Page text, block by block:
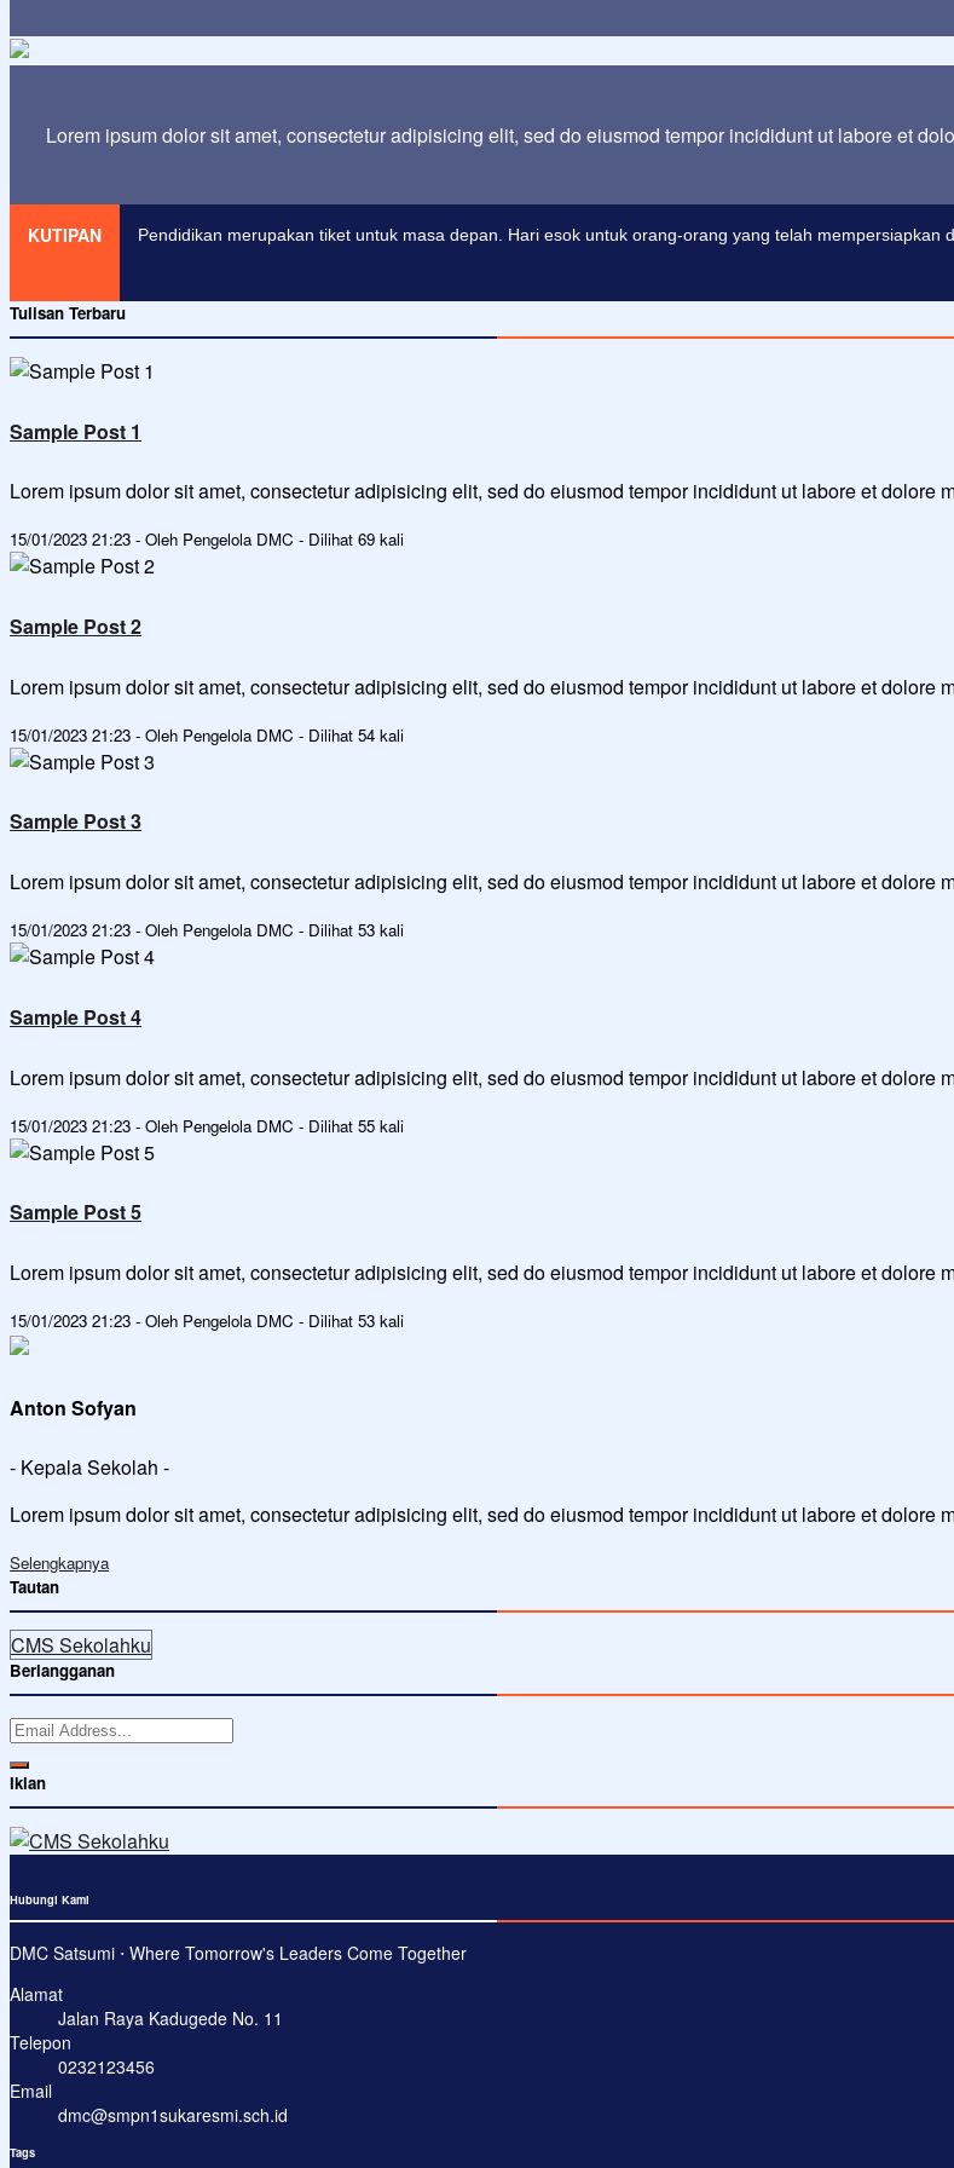
Lorem ipsum dolor sit amet, consectetur adipisicing elit, sed do eiusmod tempor incididunt ut labore et
KUTIPAN Pendidikan merupakan tiket untuk masa depan. Hari esok untuk orang-orang yang telah mempersiapkan
Tulisan Terbaru
Sample Post 1
Lorem ipsum dolor sit amet, consectetur adipisicing elit, sed do eiusmod tempor incididunt ut labore et dolore
15/01/2023 21:23 - Oleh Pengelola DMC - Dilihat 69 kali
Sample Post 2
Lorem ipsum dolor sit amet, consectetur adipisicing elit, sed do eiusmod tempor incididunt ut labore et dolore
15/01/2023 21:23 - Oleh Pengelola DMC - Dilihat 54 kali
Sample Post 3
Lorem ipsum dolor sit amet, consectetur adipisicing elit, sed do eiusmod tempor incididunt ut labore et dolore
15/01/2023 21:23 - Oleh Pengelola DMC - Dilihat 53 kali
Sample Post 4
Lorem ipsum dolor sit amet, consectetur adipisicing elit, sed do eiusmod tempor incididunt ut labore et dolore
15/01/2023 21:23 - Oleh Pengelola DMC - Dilihat 55 kali
Sample Post 5
Lorem ipsum dolor sit amet, consectetur adipisicing elit, sed do eiusmod tempor incididunt ut labore et dolore
15/01/2023 21:23 - Oleh Pengelola DMC - Dilihat 53 kali
Anton Sofyan
- Kepala Sekolah -
Lorem ipsum dolor sit amet, consectetur adipisicing elit, sed do eiusmod tempor incididunt ut labore et dolore
Selengkapnya
Tautan
CMS Sekolahku
Berlangganan
Iklan
Hubungi Kami
DMC Satsumi ⋅ Where Tomorrow's Leaders Come Together
Alamat
Jalan Raya Kadugede No. 11
Telepon
0232123456
Email
dmc@smpn1sukaresmi.sch.id
Tags